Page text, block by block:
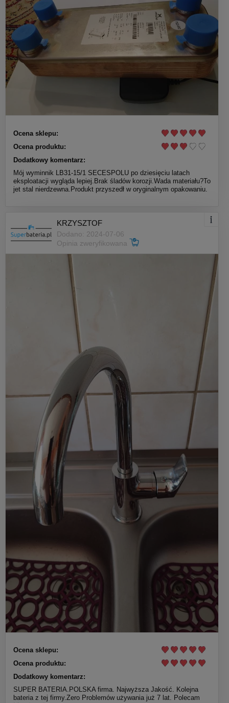
Ocena sklepu:
Ocena produktu:
Dodatkowy komentarz:
Mój wyminnik LB31-15/1 SECESPOLU po dziesięciu latach
eksploatacji wygląda lepiej.Brak śladów korozji.Wada materiału?To
jet stal nierdzewna.Produkt przyszedł w oryginalnym opakowaniu.
KRZYSZTOF
Dodano: 2024-07-06
Opinia zweryfikowana
Ocena sklepu:
Ocena produktu:
Dodatkowy komentarz:
SUPER BATERIA.POLSKA firma. Najwyższa Jakość. Kolejna
bateria z tej firmy.Zero Problemów używania już 7 lat. Polecam